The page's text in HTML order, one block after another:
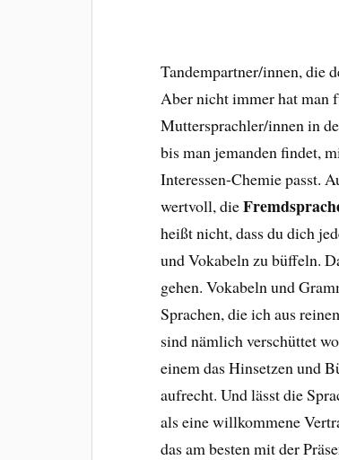
Tandempartner/innen, die
Aber nicht immer hat man
Muttersprachler/innen in
bis man jemanden findet,
Interessen-Chemie passt.
wertvoll, die
heißt nicht, dass du dich
und Vokabeln zu büffeln.
gehen. Vokabeln und
Sprachen, die ich aus
sind nämlich verschüttet
einem das Hinsetzen und
aufrecht. Und lässt die
als eine willkommene
das am besten mit der